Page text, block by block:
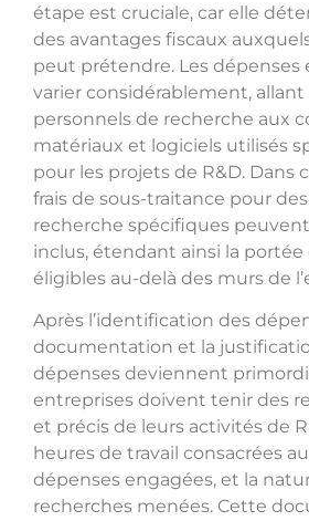
étape est cruciale, car elle
des avantages fiscaux
peut prétendre. Les dépenses
varier considérablement, allant
personnels de recherche aux
matériaux et logiciels utilisés
pour les projets de R&D. Dans
frais de sous-traitance pour
recherche spécifiques
inclus, étendant ainsi la portée
éligibles au-delà des murs de
Après l’identification des
documentation et la
dépenses deviennent
entreprises doivent tenir des
et précis de leurs activités de
heures de travail consacrées
dépenses engagées, et la
recherches menées. Cette